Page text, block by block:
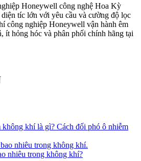
Honeywell công nghệ Hoa Kỳ
tíc lớn với yêu cầu và cường độ lọc
công nghiệp Honeywell vận hành êm
ít hỏng hóc và phân phối chính hãng tại
khí là gì? Cách đối phó ô nhiễm
nhiêu trong không khí?